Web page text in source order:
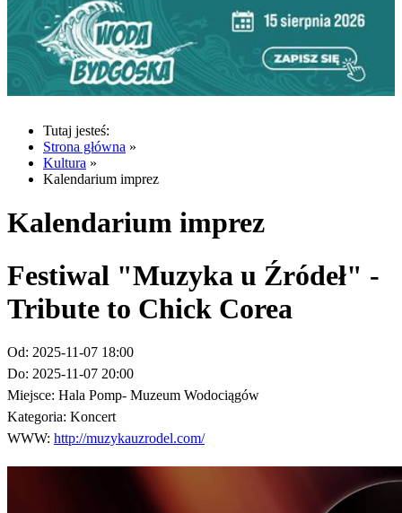
Tutaj jesteś:
Strona główna »
Kultura »
Kalendarium imprez
Kalendarium imprez
Festiwal "Muzyka u Źródeł" -
Tribute to Chick Corea
Od: 2025-11-07 18:00
Do: 2025-11-07 20:00
Miejsce: Hala Pomp- Muzeum Wodociągów
Kategoria: Koncert
WWW: http://muzykauzrodel.com/